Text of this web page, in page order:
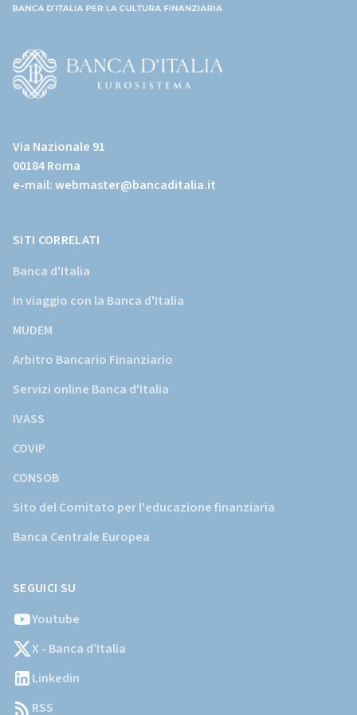
page)
sito
istituzionale
della
Via Nazionale 91
00184 Roma
e-mail:webmaster@bancaditalia.it
SITI CORRELATI
Banca d'Italia
In viaggio con la Banca d'Italia
MUDEM
Arbitro Bancario Finanziario
Servizi online Banca d'Italia
IVASS
COVIP
CONSOB
Sito del Comitato per l'educazione finanziaria
Banca Centrale Europea
SEGUICI SU
Youtube
X - Banca d’Italia
Linkedin
RSS